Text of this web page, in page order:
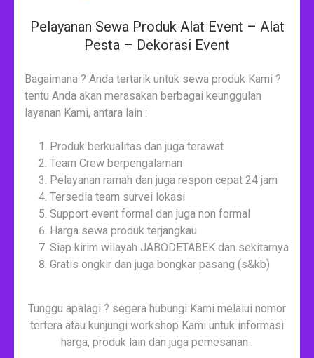
Pelayanan Sewa Produk Alat Event – Alat
Pesta – Dekorasi Event
Bagaimana ? Anda tertarik untuk sewa produk Kami ?
tentu Anda akan merasakan berbagai keunggulan
layanan Kami, antara lain :
Produk berkualitas dan juga terawat
Team Crew berpengalaman
Pelayanan ramah dan juga respon cepat 24 jam
Tersedia team survei lokasi
Support event formal dan juga non formal
Harga sewa produk terjangkau
Siap kirim wilayah JABODETABEK dan sekitarnya
Gratis ongkir dan juga bongkar pasang (s&kb)
Tunggu apalagi ? segera hubungi Kami melalui nomor
tertera atau kunjungi workshop Kami untuk informasi
harga, produk lain dan juga pemesanan :